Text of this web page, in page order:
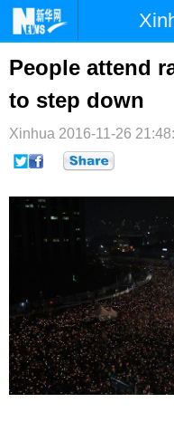
首页 时政
台湾 财经
纪检 体育
文娱
博客
People attend
to step down
Xinhua 2016-11-26